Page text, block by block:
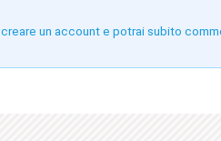
un account e potrai subito